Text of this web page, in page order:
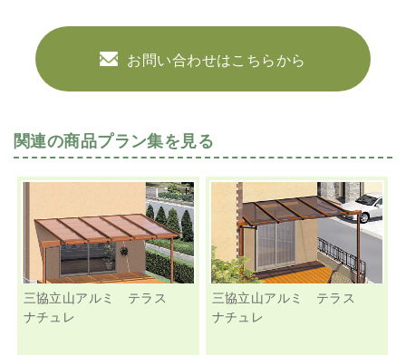
お問い合わせはこちらから
関連の商品プラン集を見る
三協立山アルミ テラス
ナチュレ
三協立山アルミ テラス
ナチュレ